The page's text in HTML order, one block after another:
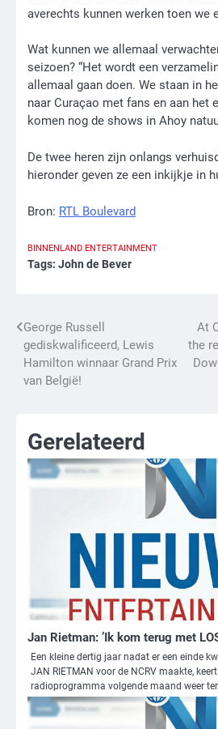
averechts kunnen werken toen we
Wat kunnen we allemaal
seizoen? “Het wordt een
allemaal gaan doen. We staan in
naar Curaçao met fans en aan het
komen nog de shows in Ahoy
De twee heren zijn onlangs
hieronder geven ze een inkijkje in
Bron: RTL Boulevard
BINNENLAND ENTERTAINMENT
Tags: John de Bever
Bericht
navigatie
George Russell
gediskwalificeerd, Lewis
Hamilton winnaar Grand Prix
van België!
At
the
Gerelateerd
Jan Rietman: ’Ik kom terug met
Een kleine dertig jaar nadat er een einde
JAN RIETMAN voor de NCRV maakte,
radioprogramma volgende maand weer